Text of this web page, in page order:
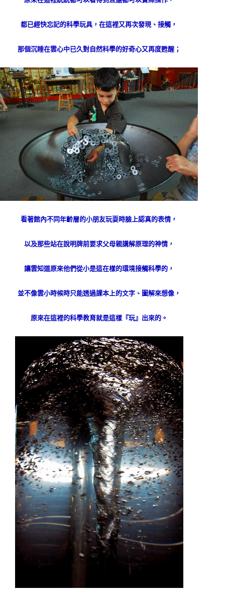
都已經快忘記的科學玩具，在這裡又再次發現、接觸，
那個沉睡在雲心中已久對自然科學的好奇心又再度甦醒；
看著館內不同年齡層的小朋友玩耍時臉上認真的表情，
以及那些站在說明牌前要求父母親講解原理的神情，
讓雲知道原來他們從小是這在樣的環境接觸科學的，
並不像雲小時候時只能透過課本上的文字、圖解來想像，
原來在這裡的科學教育就是這樣『玩』出來的。